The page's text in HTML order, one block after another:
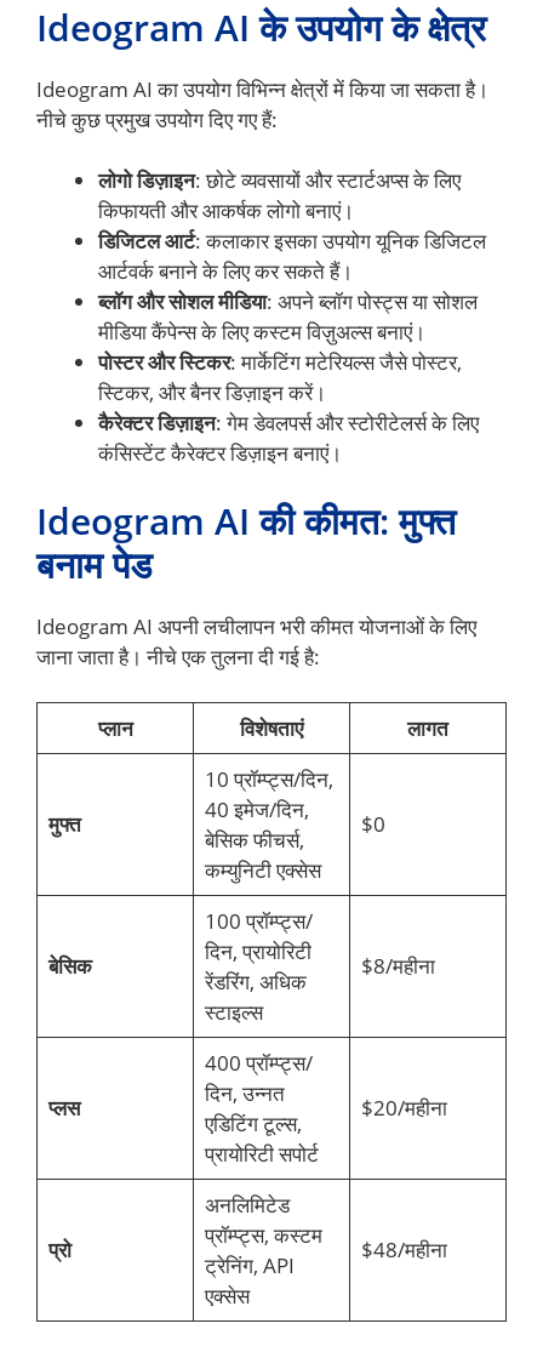
Ideogram AI के उपयोग के क्षेत्र
Ideogram AI का उपयोग विभिन्न क्षेत्रों में किया जा सकता है।
नीचे कुछ प्रमुख उपयोग दिए गए हैं:
लोगो डिज़ाइन: छोटे व्यवसायों और स्टार्टअप्स के लिए
किफायती और आकर्षक लोगो बनाएं।
डिजिटल आर्ट: कलाकार इसका उपयोग यूनिक डिजिटल
आर्टवर्क बनाने के लिए कर सकते हैं।
ब्लॉग और सोशल मीडिया: अपने ब्लॉग पोस्ट्स या सोशल
मीडिया कैंपेन्स के लिए कस्टम विज़ुअल्स बनाएं।
पोस्टर और स्टिकर: मार्केटिंग मटेरियल्स जैसे पोस्टर,
स्टिकर, और बैनर डिज़ाइन करें।
कैरेक्टर डिज़ाइन: गेम डेवलपर्स और स्टोरीटेलर्स के लिए
कंसिस्टेंट कैरेक्टर डिज़ाइन बनाएं।
Ideogram AI की कीमत: मुफ्त
बनाम पेड
Ideogram AI अपनी लचीलापन भरी कीमत योजनाओं के लिए
जाना जाता है। नीचे एक तुलना दी गई है:
प्लान विशेषताएं लागत
मुफ्त
10 प्रॉम्प्ट्स/दिन,
40 इमेज/दिन,
बेसिक फीचर्स,
कम्युनिटी एक्सेस
$0
बेसिक
100 प्रॉम्प्ट्स/
दिन, प्रायोरिटी
रेंडरिंग, अधिक
स्टाइल्स
$8/महीना
प्लस
400 प्रॉम्प्ट्स/
दिन, उन्नत
एडिटिंग टूल्स,
प्रायोरिटी सपोर्ट
$20/महीना
प्रो
अनलिमिटेड
प्रॉम्प्ट्स, कस्टम
ट्रेनिंग, API
एक्सेस
$48/महीना